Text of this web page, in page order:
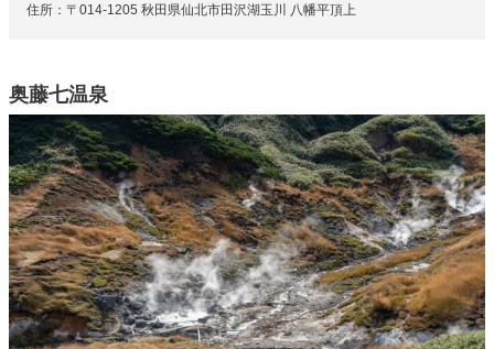
住所：〒014-1205 秋田県仙北市田沢湖玉川 八幡平頂上
奥藤七温泉